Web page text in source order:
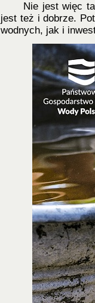
Nie jest więc
jest też i dobrze.
wodnych, jak i